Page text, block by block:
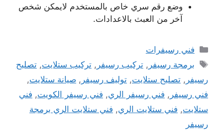
وضع رقم سري خاص بالمستخدم لايمكن شخص
آخر من العبث بالاعدادات.
التصنيفات
فني رسيفرات
الوسوم
برمجة رسيفر ,تركيب رسيفر ,تركيب ستلايت,تصليح
رسيفر , تصليح ستلايت, توليف رسيفر , صيانة ستلايت,
فني رسيفر , فني رسيفر الري, فني رسيفر الكويت, فني
ستلايت, فني ستلايت الري, فني ستلايت الري برمجة
رسيفر